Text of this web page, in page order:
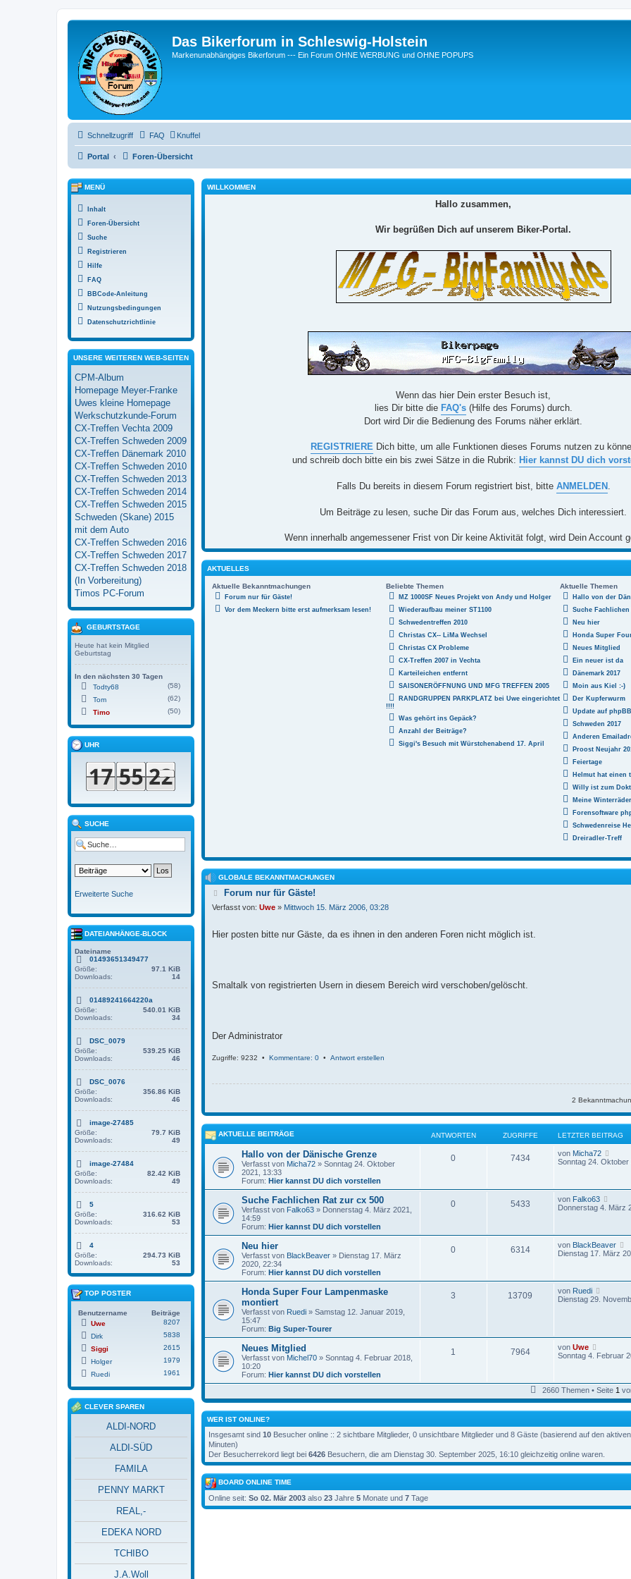
Das Bikerforum in Schleswig-Holstein
Markenunabhängiges Bikerforum --- Ein Forum OHNE WERBUNG und OHNE POPUPS
Schnellzugriff FAQ Knuffel
Portal Foren-Übersicht
WILLKOMMEN
Hallo zusammen,
Wir begrüßen Dich auf unserem Biker-Portal.
Wenn das hier Dein erster Besuch ist,
lies Dir bitte die FAQ's(Hilfe des Forums) durch.
Dort wird Dir die Bedienung des Forums näher erklärt.
REGISTRIEREDich bitte, um alle Funktionen dieses Forums nutzen zu
und schreib doch bitte ein bis zwei Sätze in die Rubrik: Hier kannst DU dich
Falls Du bereits in diesem Forum registriert bist, bitte ANMELDEN .
Um Beiträge zu lesen, suche Dir das Forum aus, welches Dich interessiert.
Wenn innerhalb angemessener Frist von Dir keine Aktivität folgt, wird Dein Account
AKTUELLES
Aktuelle Bekanntmachungen Beliebte Themen Aktuelle Themen
Forum nur für Gäste!
Vor dem Meckern bitte erst aufmerksam lesen!
MZ 1000SF Neues Projekt von Andy und Holger
Wiederaufbau meiner ST1100
Schwedentreffen 2010
Christas CX-- LiMa Wechsel
Christas CX Probleme
CX-Treffen 2007 in Vechta
Karteileichen entfernt
SAISONERÖFFNUNG UND MFG TREFFEN 2005
RANDGRUPPEN PARKPLATZ bei Uwe eingerichtet
!!!!
Was gehört ins Gepäck?
Anzahl der Beiträge?
Siggi's Besuch mit Würstchenabend 17. April
Hallo von der
Suche Fachlichen
Neu hier
Honda Super
Neues Mitglied
Ein neuer ist da
Dänemark 2017
Moin aus Kiel :-)
Der Kupferwurm
Update auf
Schweden 2017
Anderen
Proost Neujahr
Feiertage
Helmut hat einen
Willy ist zum
Meine Winterräder
Forensoftware
Schwedenreise
Dreiradler-Treff
GLOBALE BEKANNTMACHUNGEN
B
e
i
r
Forum nur für Gäste!
Verfasst von: Uwe » Mittwoch 15. März 2006, 03:28
Hier posten bitte nur Gäste, da es ihnen in den anderen Foren nicht möglich ist.
Smaltalk von registrierten Usern in diesem Bereich wird verschoben/gelöscht.
Der Administrator
Zugriffe: 9232 • Kommentare: 0 • Antwort erstellen
2
AKTUELLE BEITRÄGE ANTWORTEN ZUGRIFFE LETZTER BEITRAG
Hallo von der Dänische Grenze
Verfasst von Micha72 » Sonntag 24. Oktober
2021, 13:33
Forum: Hier kannst DU dich vorstellen
0 7434 von Micha72
e
e
r
i
t
r
Sonntag 24. Oktober
Suche Fachlichen Rat zur cx 500
Verfasst von Falko63 » Donnerstag 4. März 2021,
14:59
Forum: Hier kannst DU dich vorstellen
0 5433 von Falko63
e
e
r
i
r
Donnerstag 4. März
Neu hier
Verfasst von BlackBeaver » Dienstag 17. März
2020, 22:34
Forum: Hier kannst DU dich vorstellen
0 6314 von BlackBeaver
e
e
r
t
a
Dienstag 17. März
Honda Super Four Lampenmaske
montiert
Verfasst von Ruedi » Samstag 12. Januar 2019,
15:47
Forum: Big Super-Tourer
3 13709 von Ruedi
e
B
t
r
a
Dienstag 29.
Neues Mitglied
Verfasst von Michel70 » Sonntag 4. Februar 2018,
10:20
Forum: Hier kannst DU dich vorstellen
1 7964 von Uwe
e
t
e
B
t
a
g
Sonntag 4. Februar
2660 Themen • Seite 1
WER IST ONLINE?
Insgesamt sind 10 Besucher online :: 2 sichtbare Mitglieder, 0 unsichtbare Mitglieder und 8 Gäste (basierend auf den
Minuten)
Der Besucherrekord liegt bei 6426 Besuchern, die am Dienstag 30. September 2025, 16:10 gleichzeitig online waren.
BOARD ONLINE TIME
Online seit: So 02. Mär 2003 also 23 Jahre 5 Monate und 7 Tage
MENÜ
Inhalt
Foren-Übersicht
Suche
Registrieren
Hilfe
FAQ
BBCode-Anleitung
Nutzungsbedingungen
Datenschutzrichtlinie
UNSERE WEITEREN WEB-SEITEN
CPM-Album
Homepage Meyer-Franke
Uwes kleine Homepage
Werkschutzkunde-Forum
CX-Treffen Vechta 2009
CX-Treffen Schweden 2009
CX-Treffen Dänemark 2010
CX-Treffen Schweden 2010
CX-Treffen Schweden 2013
CX-Treffen Schweden 2014
CX-Treffen Schweden 2015
Schweden (Skane) 2015
mit dem Auto
CX-Treffen Schweden 2016
CX-Treffen Schweden 2017
CX-Treffen Schweden 2018
(In Vorbereitung)
Timos PC-Forum
GEBURTSTAGE
Heute hat kein Mitglied
Geburtstag
In den nächsten 30 Tagen
Todty68
(58)
Tom
(62)
Timo
(50)
UHR
SUCHE
Erweiterte Suche
DATEIANHÄNGE-BLOCK
Dateiname
01493651349477
Größe:
97.1 KiB
Downloads:
14
01489241664220a
Größe:
540.01 KiB
Downloads:
34
DSC_0079
Größe:
539.25 KiB
Downloads:
46
DSC_0076
Größe:
356.86 KiB
Downloads:
46
image-27485
Größe:
79.7 KiB
Downloads:
49
image-27484
Größe:
82.42 KiB
Downloads:
49
5
Größe:
316.62 KiB
Downloads:
53
4
Größe:
294.73 KiB
Downloads:
53
TOP POSTER
Benutzername
Beiträge
Uwe
8207
Dirk
5838
Siggi
2615
Holger
1979
Ruedi
1961
CLEVER SPAREN
ALDI-NORD
ALDI-SÜD
FAMILA
PENNY MARKT
REAL,-
EDEKA NORD
TCHIBO
J.A.Woll